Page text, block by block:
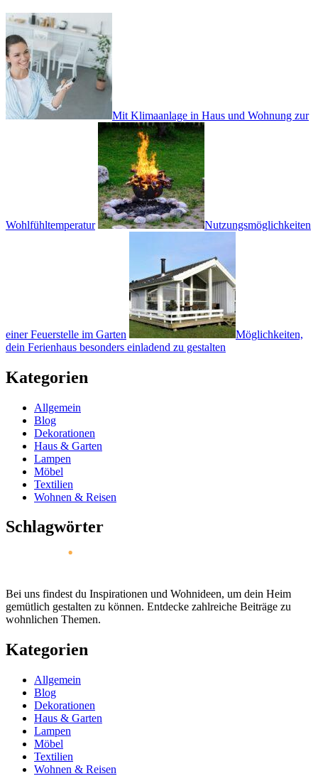
Mit Klimaanlage in Haus und Wohnung zur
Wohlfühltemperatur Nutzungsmöglichkeiten
einer Feuerstelle im Garten
Möglichkeiten,
dein Ferienhaus besonders einladend zu gestalten
Kategorien
Allgemein
Blog
Dekorationen
Haus & Garten
Lampen
Möbel
Textilien
Wohnen & Reisen
Schlagwörter
Bei uns findest du Inspirationen und Wohnideen, um dein Heim
gemütlich gestalten zu können. Entdecke zahlreiche Beiträge zu
wohnlichen Themen.
Kategorien
Allgemein
Blog
Dekorationen
Haus & Garten
Lampen
Möbel
Textilien
Wohnen & Reisen